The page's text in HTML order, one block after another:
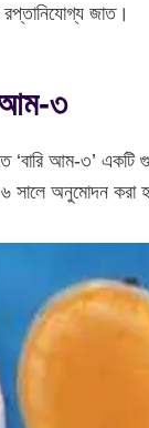
জাত।
আম-৩
আম-৩’ একটি
সালে অনুমোদন করা